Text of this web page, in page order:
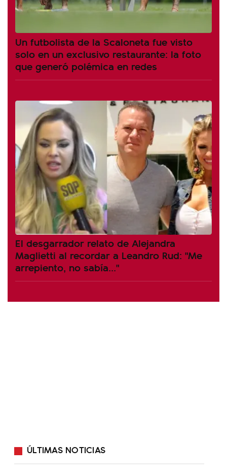
Un futbolista de la Scaloneta fue visto
solo en un exclusivo restaurante: la foto
que generó polémica en redes
El desgarrador relato de Alejandra
Maglietti al recordar a Leandro Rud: "Me
arrepiento, no sabía..."
ÚLTIMAS NOTICIAS